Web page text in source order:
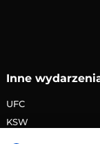
Inne
UFC
KSW